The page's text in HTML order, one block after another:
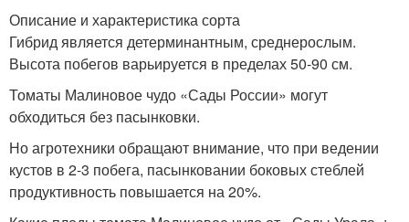
Описание и характеристика сорта
Гибрид является детерминантным, среднерослым.
Высота побегов варьируется в пределах 50-90 см.
Томаты Малиновое чудо «Сады России» могут
обходиться без пасынковки.
Но агротехники обращают внимание, что при ведении
кустов в 2-3 побега, пасынковании боковых стеблей
продуктивность повышается на 20%.